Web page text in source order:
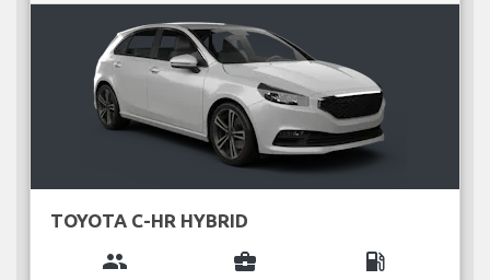
TOYOTA C-HR HYBRID
group business_center local_gas_station